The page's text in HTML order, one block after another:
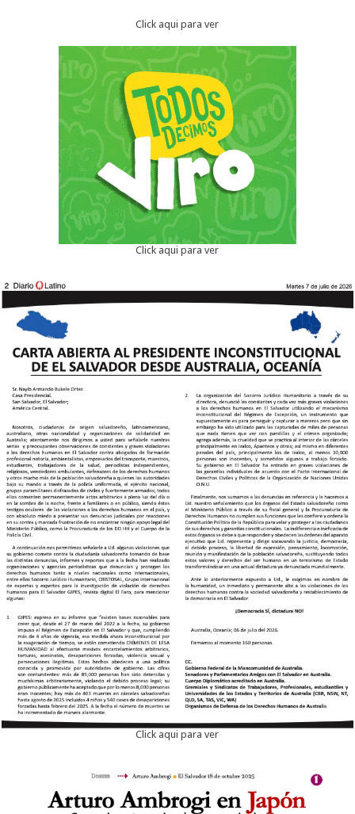
Click aqui para ver
Click aqui para ver
Click aqui para ver